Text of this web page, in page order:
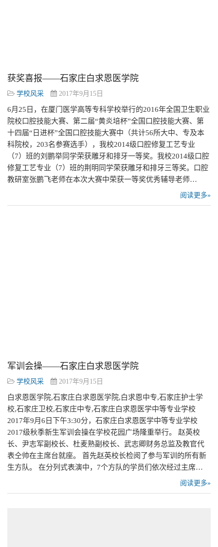
获奖喜报——石家庄白求恩医学院
学校风采 2017年9月15日
6月25日，在厦门医学高等专科学校举行的2016年全国卫生职业
院校口腔技能大赛、第二届“黄炎培杯”全国口腔技能大赛、第
十四届“日进杯”全国口腔技能大赛中（共计56所大中、专及本
科院校，203名参赛选手），我校2014级口腔修复工艺专业
（7）班的刘鹏举同学荣获雕牙和排牙一等奖。我校2014级口腔
修复工艺专业（7）班的荆明同学荣获雕牙和排牙三等奖。口腔
教研室张鹏飞老师在本次大赛中荣获一等奖优秀辅导老师…
阅读更多»
军训会操——石家庄白求恩医学院
学校风采 2017年9月15日
白求恩医学院,石家庄白求恩医学院,白求恩中专,石家庄护士学
校,石家庄卫校,石家庄中专,石家庄白求恩医学中等专业学校
2017年9月6日下午3:30分，石家庄白求恩医学中等专业学校
2017级秋季新生军训会操在学校花园广场隆重举行。 赵英校
长、尹志军副校长、杜麦熟副校长、武志卿财务总监及教官代
表仝帅在主席台就座。 首先赵英校长检阅了参与军训的所有新
生方队。 在分列式表演中，7个方队的学员们依次经过主席…
阅读更多»